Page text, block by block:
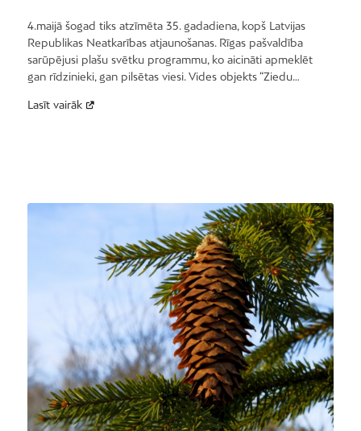
4.maijā šogad tiks atzīmēta 35. gadadiena, kopš Latvijas
Republikas Neatkarības atjaunošanas. Rīgas pašvaldība
sarūpējusi plašu svētku programmu, ko aicināti apmeklēt
gan rīdzinieki, gan pilsētas viesi. Vides objekts “Ziedu…
Lasīt vairāk